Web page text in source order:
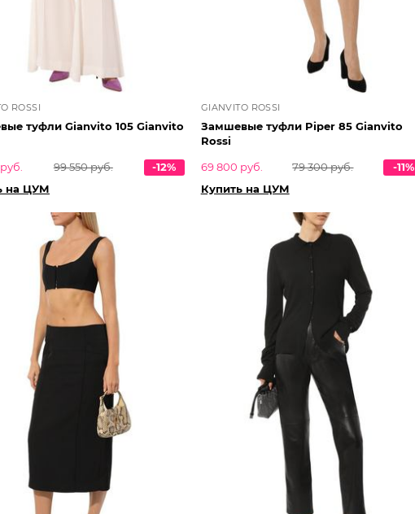
ROSSI
туфли Gianvito 105 Gianvito
99 550 руб.
-12%
на ЦУМ
GIANVITO ROSSI
Замшевые туфли Piper 85 Gianvito
Rossi
69 800 руб.
79 300 руб.
-11%
Купить на ЦУМ